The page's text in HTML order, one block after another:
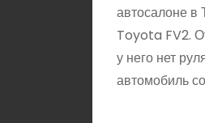
автосалоне в
Toyota FV2.
у него нет
автомобиль